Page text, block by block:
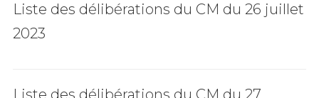
Liste des délibérations du CM du 26 juillet
2023